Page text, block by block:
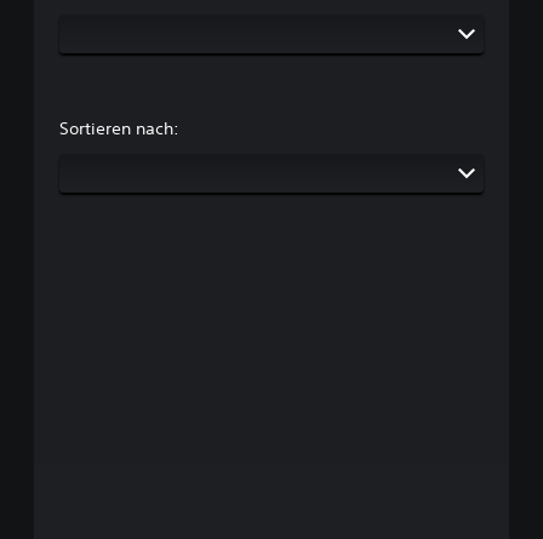
Sortieren nach: